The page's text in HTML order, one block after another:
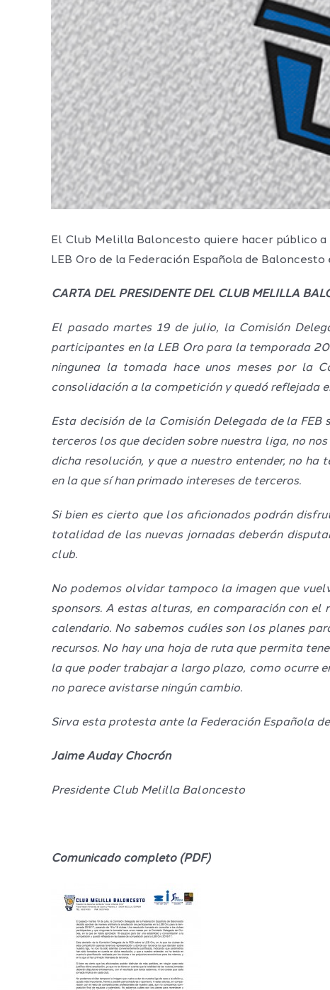
El Club Melilla Baloncesto quiere hacer público
LEB Oro de la Federación Española de
CARTA DEL PRESIDENTE DEL CLUB MELILLA
El pasado martes 19 de julio, la Comisión
participantes en la LEB Oro para la temporada
ningunea la tomada hace unos meses por la
consolidación a la competición y quedó reflejada
Esta decisión de la Comisión Delegada de la
terceros los que deciden sobre nuestra liga, no
dicha resolución, y que a nuestro entender, no
en la que sí han primado intereses de terceros.
Si bien es cierto que los aficionados podrán
totalidad de las nuevas jornadas deberán
club.
No podemos olvidar tampoco la imagen que
sponsors. A estas alturas, en comparación con el
calendario. No sabemos cuáles son los planes
recursos. No hay una hoja de ruta que permita
la que poder trabajar a largo plazo, como ocurre
no parece avistarse ningún cambio.
Sirva esta protesta ante la Federación Española
Jaime Auday Chocrón
Presidente Club Melilla Baloncesto
Comunicado completo (PDF)